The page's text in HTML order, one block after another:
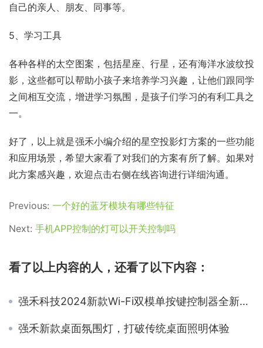
自己的亲人、朋友、同事等。
5、学习工具
各种各样的太空图案，包括星座、行星，还有海洋水波纹投
影，这些都可以帮助小孩子来培养学习兴趣，让他们跟同学
之间相互交流，增进学习氛围，是孩子们学习的有利工具之
一。
好了，以上就是强禾小编介绍的星空投影灯方案的一些功能
和应用场景，希望大家看了对我们的方案有所了解。如果对
此方案感兴趣，欢迎点击右侧在线咨询进行详细沟通。
Previous: 一个好的蓝牙模块有哪些特征
Next: 手机APP控制的灯可以开关控制吗
看了以上内容的人，还看了以下内容：
强禾科技2024新款Wi-Fi双模单按键控制器全新升级上市！
强禾新款桌面氛围灯，打破传统桌面照明体验